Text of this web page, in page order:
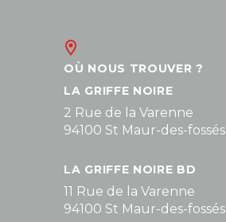
OÙ NOUS TROUVER ?
LA GRIFFE NOIRE
2 Rue de la Varenne
94100 St Maur-des-fossés
LA GRIFFE NOIRE BD
11 Rue de la Varenne
94100 St Maur-des-fossés